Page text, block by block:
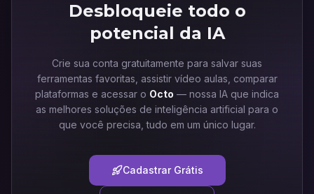
Desbloqueie todo o
potencial da IA
Crie sua conta gratuitamente para salvar suas
ferramentas favoritas, assistir vídeo aulas, comparar
plataformas e acessar o Octo — nossa IA que indica
as melhores soluções de inteligência artificial para o
que você precisa, tudo em um único lugar.
Cadastrar Grátis